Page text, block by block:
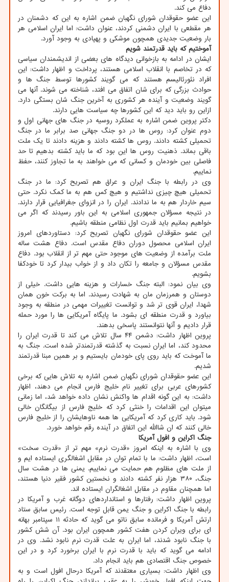
دفاع می کند.
این عضو حقوقدان شورای نگهبان ضمن اشاره به این که دشمنان در
هر مقطعی با ایران دشمنی کردند، عنوان داشت: اما ایران اسلامی هر
بار وضعیت جدیدی همچون موشکی و پهپادی به وجود آورد.
آموختیم که باید قدرتمند شویم
ایشان در ادامه به بازخوانی دیدگاه های بعضی از اندیشمندان سیاسی
که در تخاصم با انقلاب اسلامی هستند، پرداخت و اظهار داشت: این
افراد نئورئالیسم هستند که می گویند کشورها توسط جنگ ها و
حوادث بزرگی که برای شان اتفاق می افتد، شناخته می شوند. آنها می
گویند وضعیت و آینده هر کشوری به آخرین جنگ شان بستگی دارد.
ازاین رو باید دید که این کشورها چه سیاست هایی دارند.
دکتر پروین ضمن اشاره به عملکرد روسیه در جنگ های جهانی اول و
دوم عنوان کرد: روس ها در دو جنگ جهانی صد برابر ما در جنگ
تحمیلی کشته دادند. روس ها کشته دادند و هزینه دادند تا یک ملت
باقی بماند. ذهنیت روس ها این بود که ما باید کشته بدهیم تا حد
فاصلی بین خودمان و کسانی که می خواهند به ما تجاوز کنند، حفظ
نماییم.
وی در رابطه با جنگ ایران و عراق هم تصریح کرد: ما در جنگ
تحمیلی هیچ چیزی نداشتیم و هیچ کس هم به ما کمک نکرد. حتی
سیم خاردار هم به ما ندادند. ایران را در انزوای جغرافیایی قرار دارند.
در نتیجه مسؤلان جمهوری اسلامی به این باور رسیدند که اگر می
خواهیم بمانیم باید قدرت اول نظامی منطقه باشیم.
این عضو حقوقدان شورای نگهبان تصریح کرد: دستاوردهای امروز
ایران اسلامی محصول دوران دفاع مقدس است. دفاع هشت ساله
ملت برآمده از وضعیت های موجود حتی مهم تر از انقلاب بود. دفاع
مقدس مسؤلان و جامعه را تکان داد و از خواب بیدار کرد تا خودکفا
بشویم.
وی بیان نمود: البته جنگ خسارات و هزینه هایی داشت. خیلی از
دوستان و همرزمان مان به شهادت رسیدند. اما به برکت خون همان
شهدا، ایران قوی تر شد و توانست تغییرات مهمی در منطقه به وجود
بیاورد و قدرت منطقه ای بشود. ما پایگاه آمریکایی ها را مورد حمله
قرار دادیم و آنها نتوانستند پاسخی بدهند.
پروین اظهار داشت: دشمن ۴۴ سال تلاش می کند تا قدرت ایران را
محدود کند، اما ایران نسبت به گذشته قدرتمندتر شده است. جنگ به
ما آموخت که باید روی پای خودمان بایستیم و بر همین مبنا قدرتمند
شدیم.
این عضو حقوقدان شورای نگهبان ضمن اشاره به تلاش هایی که برخی
کشورهای عربی برای تغییر نام خلیج فارس انجام می دهند، اظهار
داشت: به این گونه اقدام ها واکنش نشان داده خواهد شد، اما زمانی
میتوان این اقدامات را خنثی کرد که خلیج فارس از بیگانگان خالی
شود. باید کاری کرد که آمریکایی ها همه ناوهایشان را از خلیج فارس
خالی کنند که ان شاالله این اتفاق در آینده رقم خواهد خورد.
جنگ اکراین و افول آمریکا
وی با اشاره به اینکه امروز «قدرت نرم» مهم تر از «قدرت سخت»
است، اظهار داشت: ما با تمام توان در مقابل اشغالگری ایستاده ایم و
از ملت های مظلوم هم حمایت می نماییم. یمنی ها در هشت سال
جنگ، ۳۸۰ هزار نفر کشته دادند و نخستین کشور فقیر دنیا هستند،
اما همچنان مقاوم در مقابل اشغالگران ایستاده اند.
پروین اظهار داشت: رفتارها و استانداردهای دوگانه غرب و آمریکا در
رابطه با جنگ اکراین و جنگ یمن قابل توجه است. رئیس سابق ستاد
ارتش آمریکا و فرمانده سابق ناتو می گوید که حادثه ۱۱ سپتامبر بهانه
ای برای ویران کردن هفت کشور همچون ایران بود. آن شش کشور
با جنگ نابود شدند، اما ایران به علت قدرت نرم نابود نشد. وی در
ادامه می گوید که باید با قدرت نرم با ایران برخورد کرد و در این
خصوص جنگ اقتصادی هم باید انجام داد.
وی اظهار داشت: بسیاری معتقدند که آمریکا درحال افول است و به